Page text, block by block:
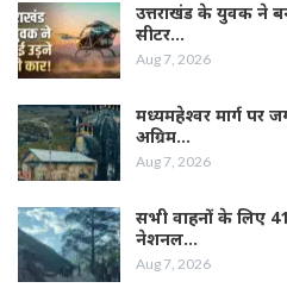
उत्तराखंड के युवक ने
सीटर…
Aug 7, 2026
मध्यमहेश्वर मार्ग पर
अग्रिम…
Aug 7, 2026
सभी वाहनों के लिए
नेशनल…
Aug 7, 2026